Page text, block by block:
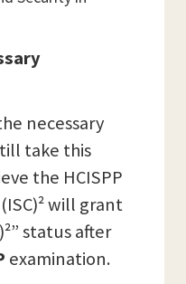
necessary
take this
the HCISPP
will grant
status after
examination.